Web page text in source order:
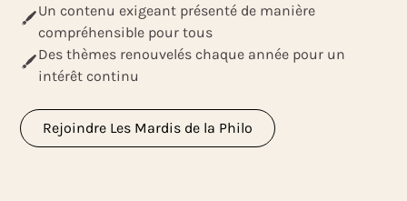
Un contenu exigeant présenté de manière
compréhensible pour tous
Des thèmes renouvelés chaque année pour un
intérêt continu
Rejoindre Les Mardis de la Philo